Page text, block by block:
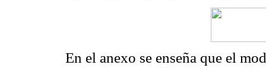
En el anexo se enseña que el